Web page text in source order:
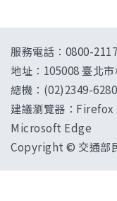
服務電話：0800-
地址： 105008 臺北
總機：(02)2349-
建議瀏覽器：Firefox
Microsoft Edge
Copyright © 交通部